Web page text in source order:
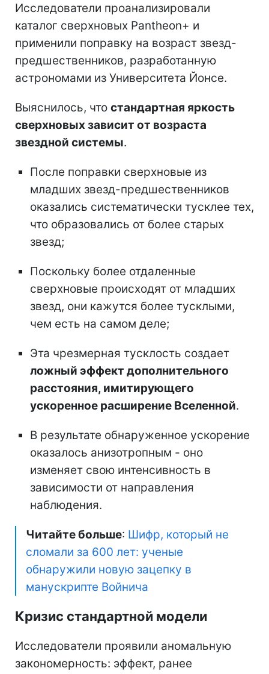
Исследователи проанализировали
каталог сверхновых Pantheon+ и
применили поправку на возраст звезд-
предшественников, разработанную
астрономами из Университета Йонсе.
Выяснилось, что стандартная яркость
сверхновых зависит от возраста
звездной системы.
После поправки сверхновые из
младших звезд-предшественников
оказались систематически тусклее тех,
что образовались от более старых
звезд;
Поскольку более отдаленные
сверхновые происходят от младших
звезд, они кажутся более тусклыми,
чем есть на самом деле;
Эта чрезмерная тусклость создает
ложный эффект дополнительного
расстояния, имитирующего
ускоренное расширение Вселенной.
В результате обнаруженное ускорение
оказалось анизотропным - оно
изменяет свою интенсивность в
зависимости от направления
наблюдения.
Читайте больше: Шифр, который не
сломали за 600 лет: ученые
обнаружили новую зацепку в
манускрипте Войнича
Кризис стандартной модели
Исследователи проявили аномальную
закономерность: эффект, ранее